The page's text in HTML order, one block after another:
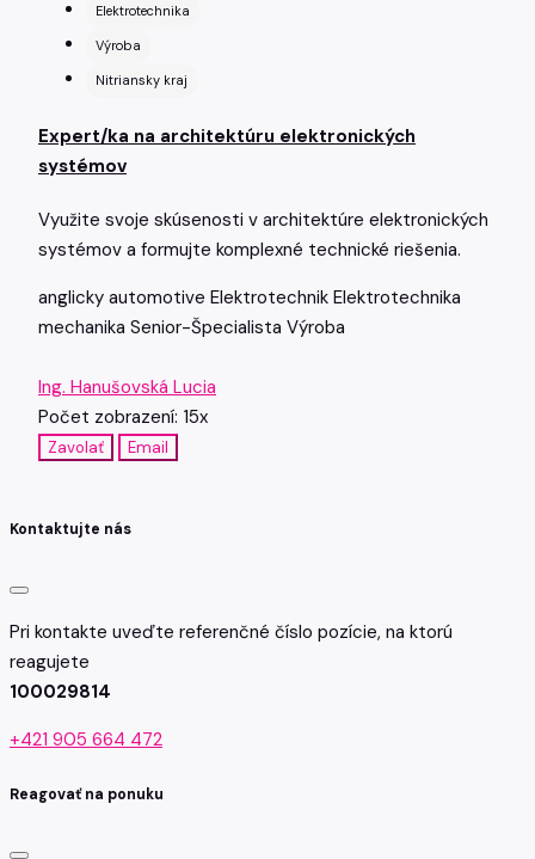
Elektrotechnika
Výroba
Nitriansky kraj
Expert/ka na architektúru elektronických
systémov
Využite svoje skúsenosti v architektúre elektronických
systémov a formujte komplexné technické riešenia.
anglicky automotive Elektrotechnik Elektrotechnika
mechanika Senior-Špecialista Výroba
Ing. Hanušovská Lucia
Počet zobrazení: 15x
Zavolať Email
Kontaktujte nás
Pri kontakte uveďte referenčné číslo pozície, na ktorú
reagujete
100029814
+421 905 664 472
Reagovať na ponuku